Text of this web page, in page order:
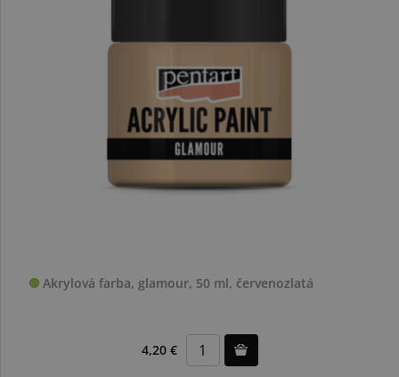
Akrylová farba, glamour, 50 ml, červenozlatá
4,20 €